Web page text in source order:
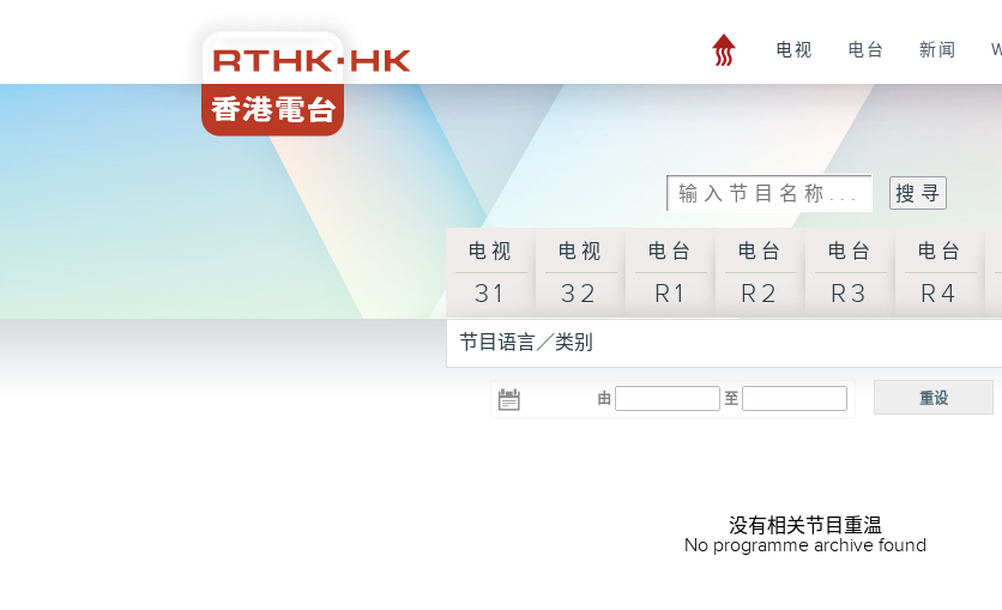
电视 电台 新闻
电视
31
电视
32
电台
R1
电台
R2
电台
R3
电台
R4
节目语言／类别
由 至 重设
没有相关节目重温
No programme archive found